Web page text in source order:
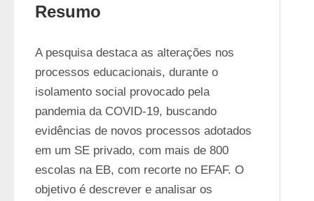
Resumo
A pesquisa destaca as alterações nos
processos educacionais, durante o
isolamento social provocado pela
pandemia da COVID-19, buscando
evidências de novos processos adotados
em um SE privado, com mais de 800
escolas na EB, com recorte no EFAF. O
objetivo é descrever e analisar os